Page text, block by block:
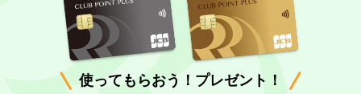
使ってもらおう！プレゼント！